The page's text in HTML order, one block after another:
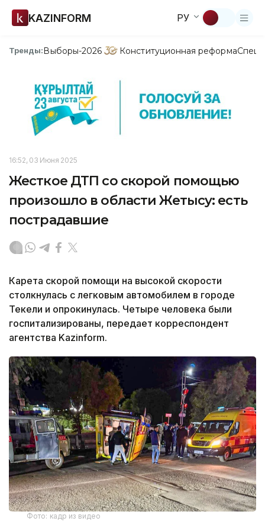
KAZINFORM РУ
Тренды:Выборы-2026 Конституционная реформа
16:52, 03 Июня 2025
Жесткое ДТП со скорой помощью
произошло в области Жетысу: есть
пострадавшие
Карета скорой помощи на высокой скорости
столкнулась с легковым автомобилем в городе
Текели и опрокинулась. Четыре человека были
госпитализированы, передает корреспондент
агентства Kazinform.
Фото: кадр из видео